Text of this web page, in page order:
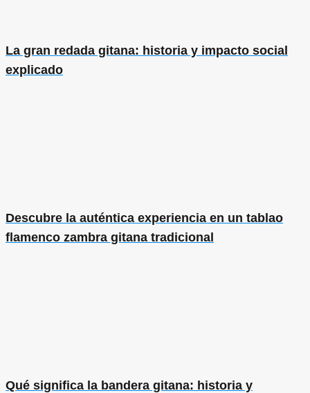
La gran redada gitana: historia y impacto social
explicado
Descubre la auténtica experiencia en un tablao
flamenco zambra gitana tradicional
Qué significa la bandera gitana: historia y